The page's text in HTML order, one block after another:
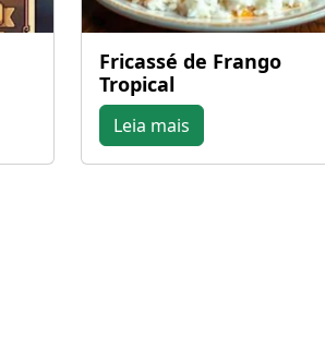
Fricassé de Frango
Tropical
Leia mais